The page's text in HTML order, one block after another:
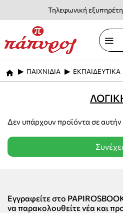
Τηλεφωνική
home
ΠΑΙΧΝΙΔΙΑ ΕΚΠΑΙΔΕΥΤΙΚΑ
Δεν υπάρχουν προϊόντα σε αυτήν
Εγγραφείτε στο
να παρακολουθείτε νέα και